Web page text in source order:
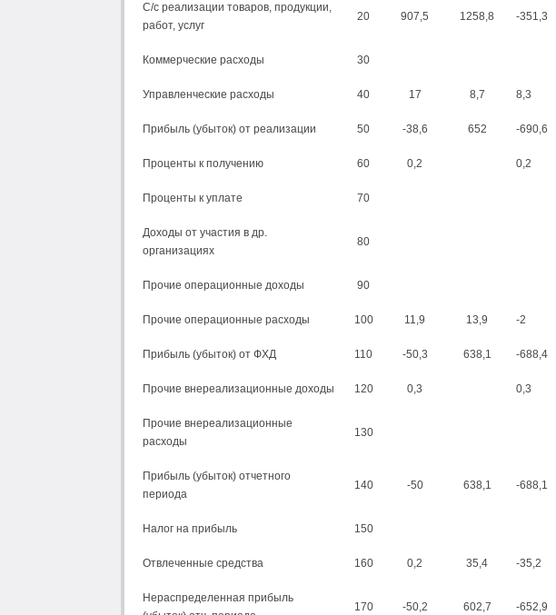
С/с реализации товаров, продукции,
работ, услуг
20 907,5 1258,8 -351,3
Коммерческие расходы 30
Управленческие расходы 40 17 8,7 8,3
Прибыль (убыток) от реализации 50 -38,6 652 -690,6
Проценты к получению 60 0,2 0,2
Проценты к уплате 70
Доходы от участия в др.
организациях
80
Прочие операционные доходы 90
Прочие операционные расходы 100 11,9 13,9 -2
Прибыль (убыток) от ФХД 110 -50,3 638,1 -688,4
Прочие внереализационные доходы 120 0,3 0,3
Прочие внереализационные
расходы
130
Прибыль (убыток) отчетного
периода
140 -50 638,1 -688,1
Налог на прибыль 150
Отвлеченные средства 160 0,2 35,4 -35,2
Нераспределенная прибыль
170 -50,2 602,7 -652,9